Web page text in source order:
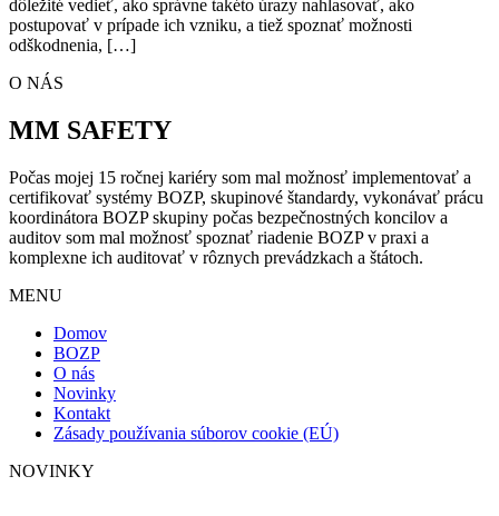
dôležité vedieť, ako správne takéto úrazy nahlasovať, ako
postupovať v prípade ich vzniku, a tiež spoznať možnosti
odškodnenia, […]
O NÁS
MM SAFETY
Počas mojej 15 ročnej kariéry som mal možnosť implementovať a
certifikovať systémy BOZP, skupinové štandardy, vykonávať prácu
koordinátora BOZP skupiny počas bezpečnostných koncilov a
auditov som mal možnosť spoznať riadenie BOZP v praxi a
komplexne ich auditovať v rôznych prevádzkach a štátoch.
MENU
Domov
BOZP
O nás
Novinky
Kontakt
Zásady používania súborov cookie (EÚ)
NOVINKY